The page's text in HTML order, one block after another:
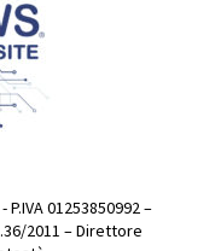
01253850992 –
2011 – Direttore